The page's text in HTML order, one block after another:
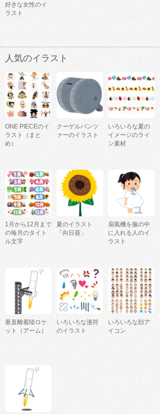
好きな女性のイ
ラスト
人気のイラスト
ONE PIECEのイ
ラスト（まと
め）
クーゲルパンツ
ァーのイラスト
いろいろな夏の
イメージのライ
ン素材
1月から12月まで
の毎月のタイト
ル文字
夏のイラスト
「向日葵」
扇風機を服の中
に入れる人のイ
ラスト
垂直離着陸ロケ
ット（アーム）
いろいろな漫符
のイラスト
いろいろな顔ア
イコン